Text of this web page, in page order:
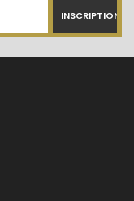
INSCRIPTION